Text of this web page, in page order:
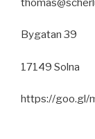
Bygatan 39
17149 Solna
https://goo.gl/